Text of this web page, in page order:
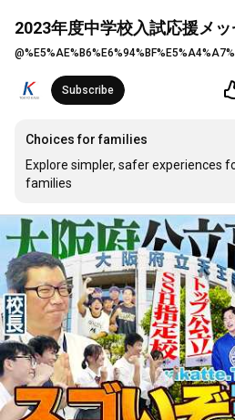
2023年度中学校入試応援メ
@
Subscribe
Choices for families
Explore simpler, safer experiences
families